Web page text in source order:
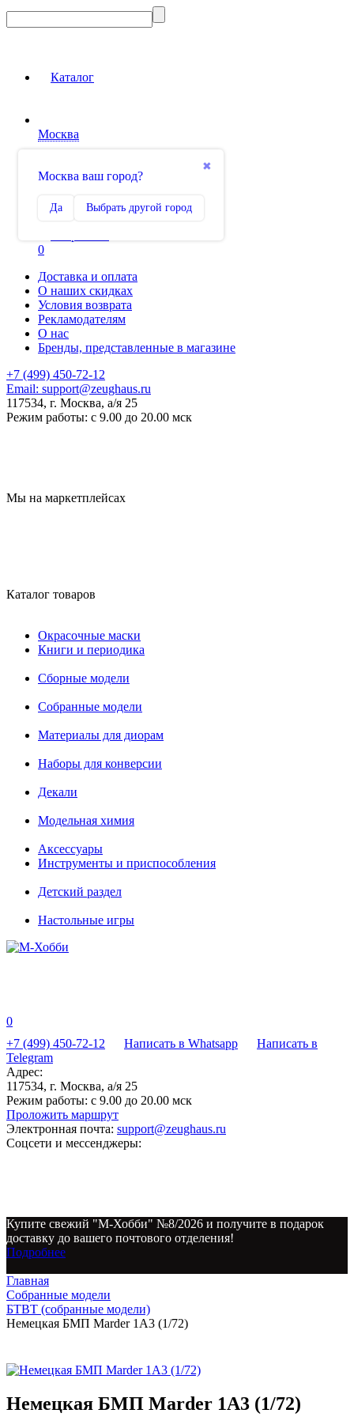
Каталог
Москва
✖
Москва ваш город?
Да Выбрать другой город
Сравнение
0
Доставка и оплата
О наших скидках
Условия возврата
Рекламодателям
О нас
Бренды, представленные в магазине
+7 (499) 450-72-12
Email: support@zeughaus.ru
117534, г. Москва, а/я 25
Режим работы: с 9.00 до 20.00 мск
Мы на маркетплейсах
Каталог товаров
Окрасочные маски
Книги и периодика
Сборные модели
Собранные модели
Материалы для диорам
Наборы для конверсии
Декали
Модельная химия
Аксессуары
Инструменты и приспособления
Детский раздел
Настольные игры
0
+7 (499) 450-72-12
Написать в Whatsapp
Написать в
Telegram
Адрес:
117534, г. Москва, а/я 25
Режим работы: с 9.00 до 20.00 мск
Проложить маршрут
Электронная почта: support@zeughaus.ru
Соцсети и мессенджеры:
Купите свежий "М-Хобби" №8/2026 и получите в подарок
доставку до вашего почтового отделения!
Подробнее
Главная
Собранные модели
БТВТ (собранные модели)
Немецкая БМП Marder 1A3 (1/72)
Немецкая БМП Marder 1A3 (1/72)